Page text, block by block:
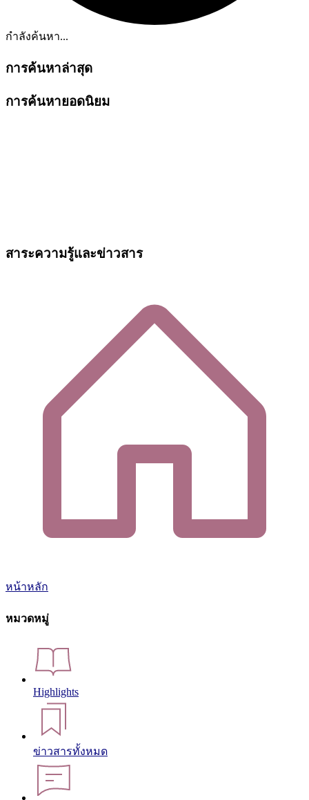
กำลังค้นหา...
การค้นหาล่าสุด
การค้นหายอดนิยม
สาระความรู้และข่าวสาร
หน้าหลัก
หมวดหมู่
Highlights
ข่าวสารทั้งหมด